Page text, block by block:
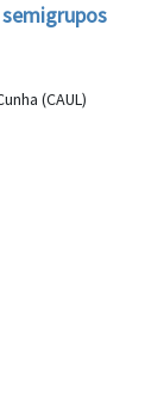
(CAUL)